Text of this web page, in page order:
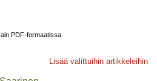
PDF-formaatissa.
Lisää valittuihin artikkeleihin